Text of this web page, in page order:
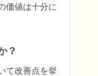
価値は十分に
？
て改善点を挙